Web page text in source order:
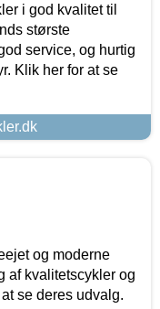
i god kvalitet til
største
service, og hurtig
Klik her for at se
og moderne
af kvalitetscykler og
se deres udvalg.